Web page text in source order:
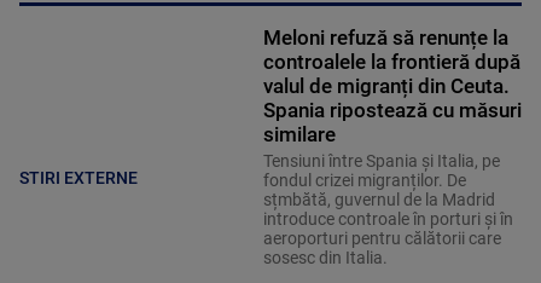
STIRI EXTERNE
Meloni refuză să renunțe la
controalele la frontieră după
valul de migranți din Ceuta.
Spania ripostează cu măsuri
similare
Tensiuni între Spania și Italia, pe
fondul crizei migranților. De
sțmbătă, guvernul de la Madrid
introduce controale în porturi și în
aeroporturi pentru călătorii care
sosesc din Italia.